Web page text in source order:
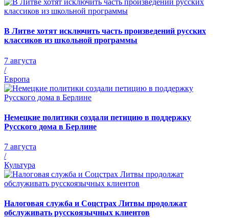
В Литве хотят исключить часть произведений русских
классиков из школьной программы
7 августа
/
Европа
Немецкие политики создали петицию в поддержку
Русского дома в Берлине
7 августа
/
Культура
Налоговая служба и Соцстрах Литвы продолжат
обслуживать русскоязычных клиентов